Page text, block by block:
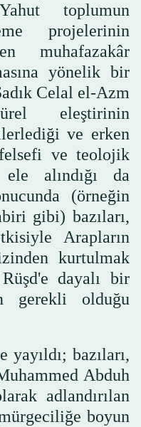
toplumun
projelerinin
muhafazakâr
yönelik bir
Celal el-Azm
eleştirinin
ve erken
ve teolojik
ele alındığı da
(örneğin
gibi) bazıları,
Arapların
kurtulmak
dayalı bir
gerekli olduğu
bazıları,
Abduh
adlandırılan
boyun